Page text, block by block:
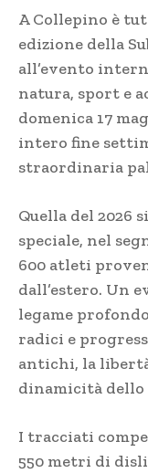
A Collepino è
edizione della
all’evento
natura, sport e
domenica 17
intero fine
straordinaria
Quella del 2026
speciale, nel
600 atleti
dall’estero. Un
legame
radici e
antichi, la
dinamicità dello
I tracciati
550 metri di